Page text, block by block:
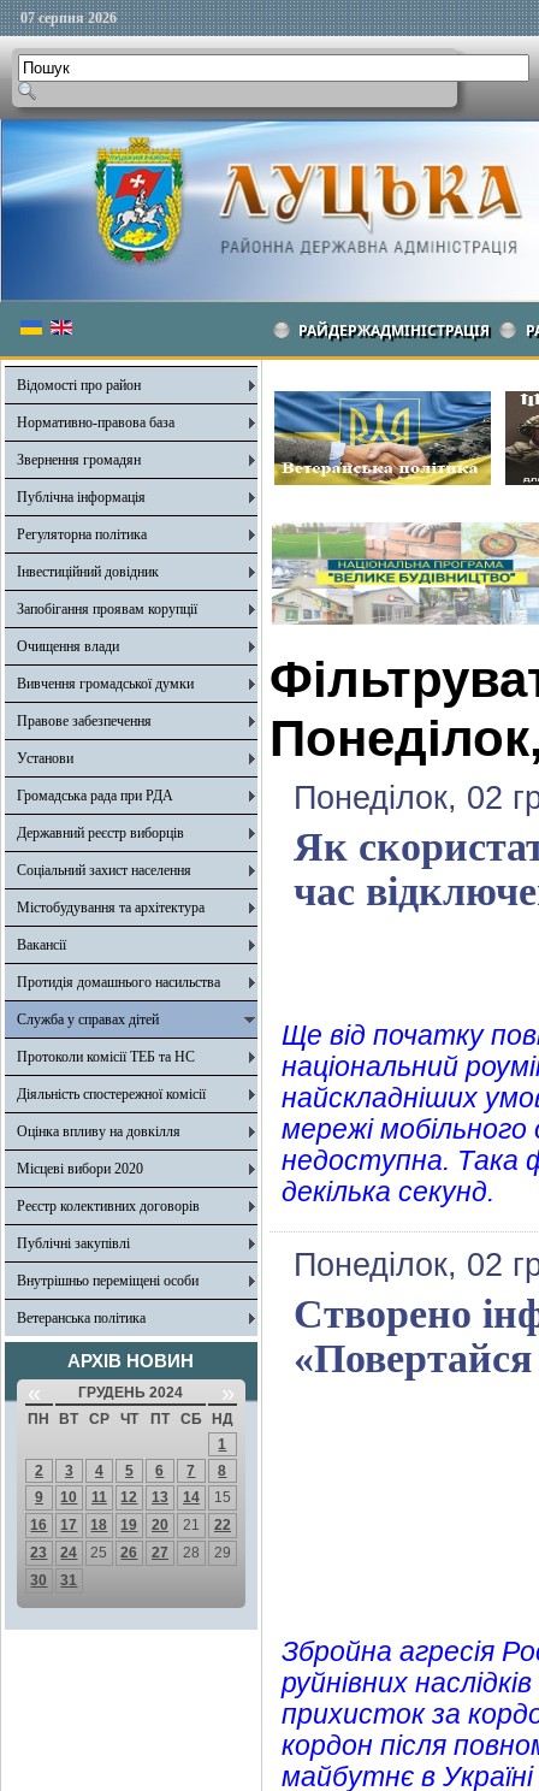
07 серпня 2026
РАЙДЕРЖАДМІНІСТРАЦІЯ
Відомості про район
Нормативно-правова база
Звернення громадян
Публічна інформація
Регуляторна політика
Інвестиційний довідник
Запобігання проявам корупції
Очищення влади
Вивчення громадської думки
Правове забезпечення
Установи
Громадська рада при РДА
Державний реєстр виборців
Соціальний захист населення
Містобудування та архітектура
Вакансії
Протидія домашнього насильства
Служба у справах дітей
Протоколи комісії ТЕБ та НС
Діяльність спостережної комісії
Оцінка впливу на довкілля
Місцеві вибори 2020
Реєстр колективних договорів
Публічні закупівлі
Внутрішньо переміщені особи
Ветеранська політика
АРХІВ НОВИН
« ГРУДЕНЬ 2024 »
ПН ВТ СР ЧТ ПТ СБ
НД
1
2
3 4 5 6 7
8
9
10 11 12 13 14
15
16
17 18 19 20 21
22
23
24 25 26 27 28
29
30
31
Понеділок, 02
Як
час
Ще від початку
національний
найскладніших
мережі
недоступна. Така
декілька секунд.
Понеділок, 02
Створено
Збройна агресія
руйнівних
прихисток за
кордон після
майбутнє в